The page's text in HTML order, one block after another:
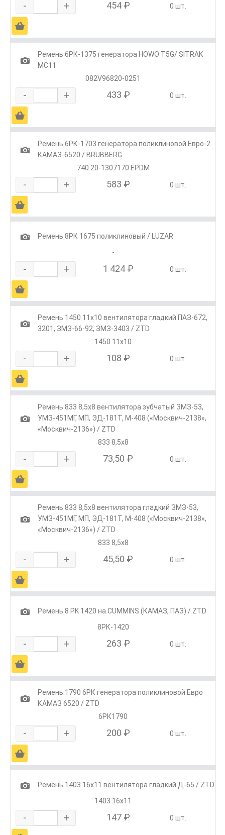
- + 454 ₽ 0 шт.
Ä
1
Ремень 6РК-1375 генератора HOWO T5G/ SITRAK
МС11
082V96820-0251
- + 433 ₽ 0 шт.
Ä
1
Ремень 6РК-1703 генератора поликлиновой Евро-2
КАМАЗ-6520 / BRUBBERG
740.20-1307170 EPDM
- + 583 ₽ 0 шт.
Ä
1
Ремень 8РК 1675 поликлиновый / LUZAR
-
- + 1 424 ₽ 0 шт.
Ä
1
Ремень 1450 11х10 вентилятора гладкий ПАЗ-672,
3201, ЗМЗ-66-92, ЗМЗ-3403 / ZTD
1450 11х10
- + 108 ₽ 0 шт.
Ä
1
Ремень 833 8,5х8 вентилятора зубчатый ЗМЗ-53,
УМЗ-451МГ, МП, ЭД-181Т, М-408 («Москвич-2138»,
«Москвич-2136») / ZTD
833 8,5х8
- + 73,50 ₽ 0 шт.
Ä
1
Ремень 833 8,5х8 вентилятора гладкий ЗМЗ-53,
УМЗ-451МГ, МП, ЭД-181Т, М-408 («Москвич-2138»,
«Москвич-2136») / ZTD
833 8,5х8
- + 45,50 ₽ 0 шт.
Ä
1
Ремень 8 РK 1420 на CUMMINS (КАМАЗ, ПАЗ) / ZTD
8РК-1420
- + 263 ₽ 0 шт.
Ä
1
Ремень 1790 6РК генератора поликлиновой Евро
КАМАЗ 6520 / ZTD
6РК1790
- + 200 ₽ 0 шт.
Ä
1
Ремень 1403 16x11 вентилятора гладкий Д-65 / ZTD
1403 16х11
- + 147 ₽ 0 шт.